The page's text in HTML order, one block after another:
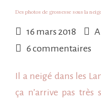
Des photos de grossesse sous la
16 mars 2018
6 commentaires
de
Il a neigé dans les
ça n’arrive pas très